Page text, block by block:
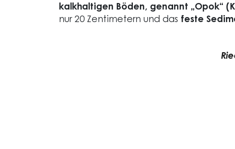
kalkhaltigen Böden, genannt „Opok“
nur 20 Zentimetern und das feste